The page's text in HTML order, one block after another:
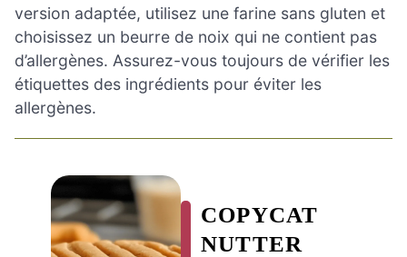
version adaptée, utilisez une farine sans gluten et
choisissez un beurre de noix qui ne contient pas
d’allergènes. Assurez-vous toujours de vérifier les
étiquettes des ingrédients pour éviter les
allergènes.
COPYCAT
NUTTER